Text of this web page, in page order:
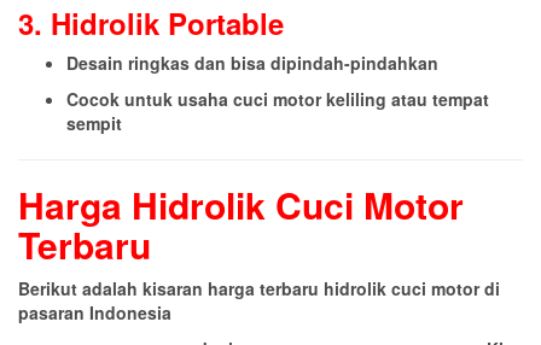
3. Hidrolik Portable
Desain ringkas dan bisa dipindah-pindahkan
Cocok untuk usaha cuci motor keliling atau tempat
sempit
Harga Hidrolik Cuci Motor
Terbaru
Berikut adalah kisaran harga terbaru hidrolik cuci motor di
pasaran Indonesia